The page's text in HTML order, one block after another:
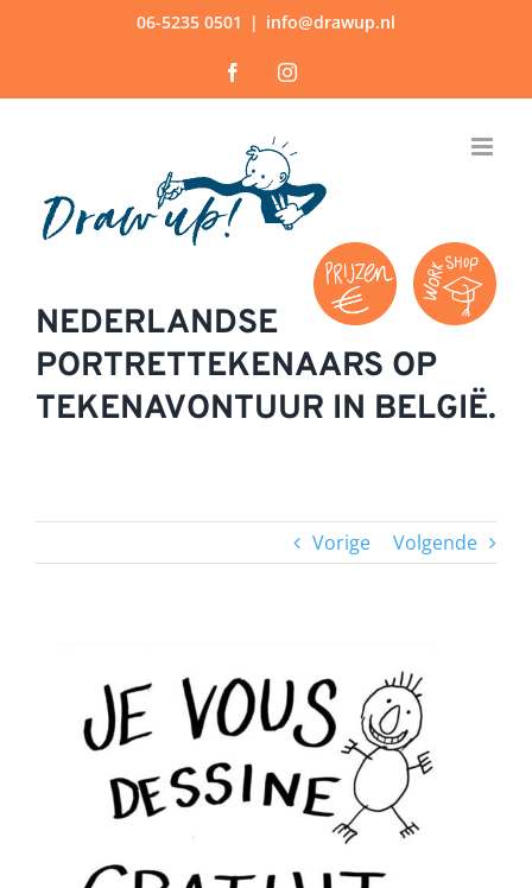
06-5235 0501 | info@drawup.nl
FacebookInstagram
NEDERLANDSE
PORTRETTEKENAARS OP
TEKENAVONTUUR IN BELGIË.
Vorige Volgende
afbeelding